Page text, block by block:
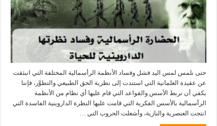
حتى نلمس لمس اليد فشل وفساد الأنظمة الرأسمالية المختلفة التي انبثقت
عن عقيدة العلمانية التي استندت إلى نظرية الحق الطبيعي والتطوَّر، فإننا
يكفي أن نربط الأسس والقواعد التي قام عليها أي نظام من الأنظمة
الرأسمالية بالأسس الفكرية التي قامت عليها النظرة الداروينية الفاسدة التي
انتجت العنصرية والنازية، وأشعلت الحروب التي …